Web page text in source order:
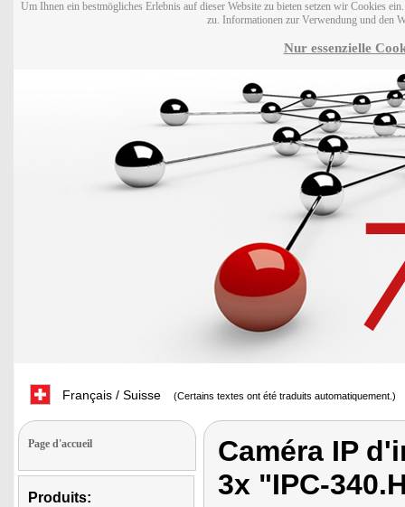
Um Ihnen ein bestmögliches Erlebnis auf dieser Website zu bieten setzen wir Cookies
zu. Informationen zur Verwendung und den
Nur essenzielle
Français / Suisse (Certains textes ont été traduits automatiquement.)
Page d'accueil
Produits:
Caméra IP
3x "IPC-